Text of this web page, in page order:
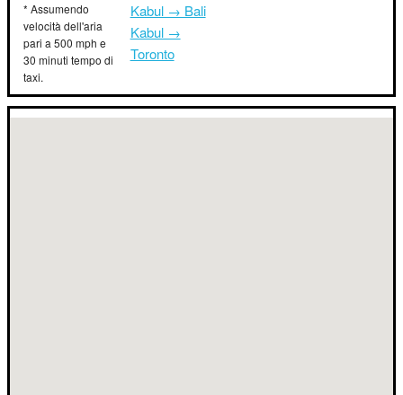
* Assumendo
velocità dell'aria
pari a 500 mph e
30 minuti tempo di
taxi.
Kabul → Bali
Kabul →
Toronto